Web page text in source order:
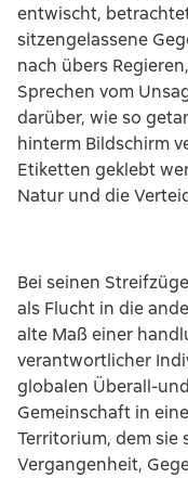
entwischt,
sitzengelassene
nach übers
Sprechen vom
darüber, wie so
hinterm Bildschirm
Etiketten geklebt
Natur und die
Bei seinen
als Flucht in die
alte Maß einer
verantwortlicher
globalen Überall-
Gemeinschaft in
Territorium, dem
Vergangenheit,